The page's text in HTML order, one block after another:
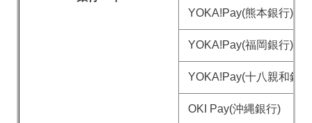
YOKA!Pay(熊本銀行)
YOKA!Pay(福岡銀行)
YOKA!Pay(十八親和銀
OKI Pay(沖縄銀行)